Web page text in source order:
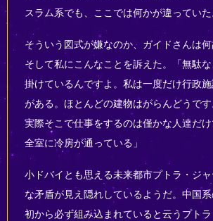
スラム系でも、ここでは何かが違っていた
そういう図式が嫌なのか、ガイドさんは
そして私にこんなことを訴えた。「無駄
掛けているんですよ。私は一度だけ行政
がある。ほとんどの建物はがらんどうで
実際そこで仕事をするのは僅かな人達だ
全室に冷房が通っている」
小ドバイとも思える未来都市プトラ・ジ
な矛盾が見え隠れしているようだ。中国
初から必ず組み込まれていると云うプト